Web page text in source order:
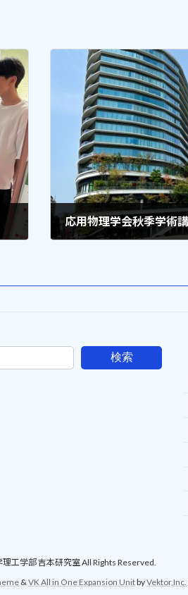
応用物理学会秋季学術
検索
工学部 吉本研究室 All Rights Reserved.
&VK All in One Expansion UnitbyVektor,Inc.